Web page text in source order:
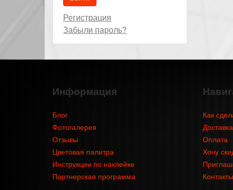
Регистрация
Забыли пароль?
Информация
Блог
Фотогалерея
Отзывы
Цветовая палитра
Инструкции по наклейке
Партнерская программа
Как
Доставка
Оплата
Хочу
Контакты